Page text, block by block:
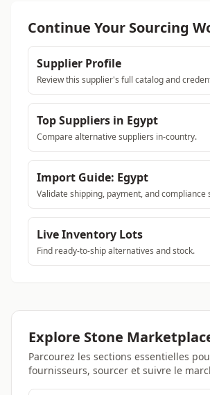
Continue Your Sourcing
Supplier Profile
Review this supplier's full catalog and
Top Suppliers in Egypt
Compare alternative suppliers in-country.
Import Guide: Egypt
Validate shipping, payment, and compliance
Live Inventory Lots
Find ready-to-ship alternatives and stock.
Explore Stone
Parcourez les sections essentielles
fournisseurs, sourcer et suivre le